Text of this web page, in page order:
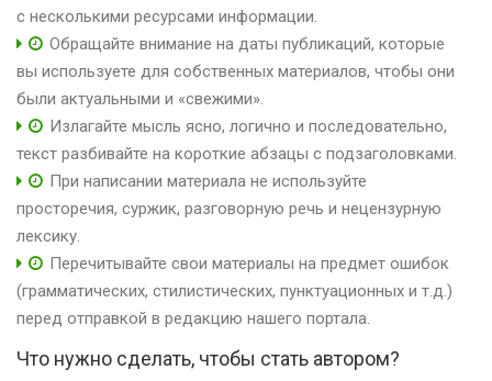
с несколькими ресурсами информации.
Обращайте внимание на даты публикаций, которые
вы используете для собственных материалов, чтобы они
были актуальными и «свежими».
Излагайте мысль ясно, логично и последовательно,
текст разбивайте на короткие абзацы с подзаголовками.
При написании материала не используйте
просторечия, суржик, разговорную речь и нецензурную
лексику.
Перечитывайте свои материалы на предмет ошибок
(грамматических, стилистических, пунктуационных и т.д.)
перед отправкой в редакцию нашего портала.
Что нужно cделать, чтобы стать автором?